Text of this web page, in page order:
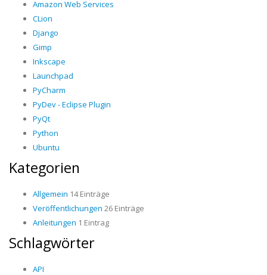
Amazon Web Services
CLion
Django
Gimp
Inkscape
Launchpad
PyCharm
PyDev - Eclipse Plugin
PyQt
Python
Ubuntu
Kategorien
Allgemein 14 Einträge
Veröffentlichungen 26 Einträge
Anleitungen 1 Eintrag
Schlagwörter
API